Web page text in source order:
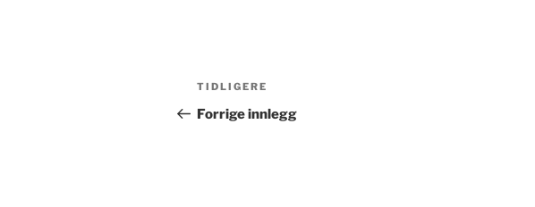
Innleggsnavigasjon
Forrige
innlegg
TIDLIGERE
Forrige innlegg